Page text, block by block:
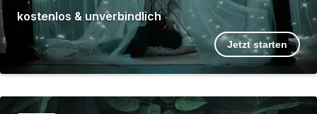
kostenlos & unverbindlich
Jetzt starten